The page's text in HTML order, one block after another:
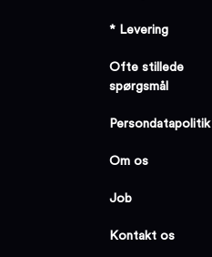
* Levering
Ofte stillede
spørgsmål
Persondatapolitik
Om os
Job
Kontakt os